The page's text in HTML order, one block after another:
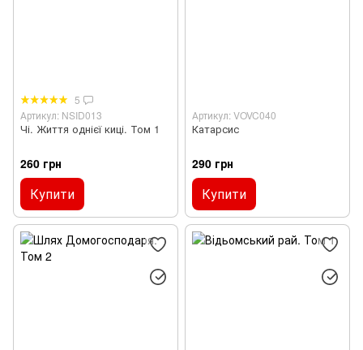
5
Артикул: NSID013
Чі. Життя однієї киці. Том 1
260 грн
Купити
Артикул: VOVC040
Катарсис
290 грн
Купити